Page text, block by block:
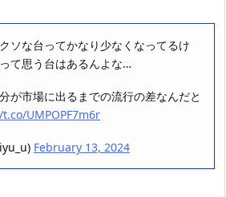
ソな台ってかなり少なくなってるけ
て思う台はあるんよな…
が市場に出るまでの流行の差なんだと
UMPOPF7m6r
February 13, 2024